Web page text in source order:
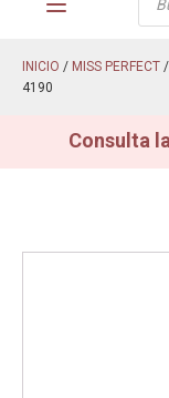
INICIO / MISS PERFECT /
4190
Consulta